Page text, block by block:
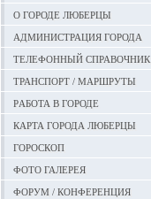
О городе Люберцы
Администрация города
Телефонный справочник
Транспорт / маршруты
Работа в городе
Карта города Люберцы
Гороскоп
Фото галерея
Форум / конференция